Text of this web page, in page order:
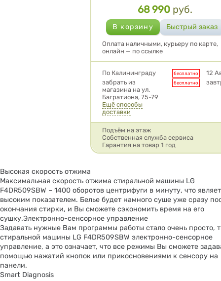
Цена
68 990 руб.
Оплата наличными, курьеру по карте,
онлайн — по ссылке
Условия доставки
По Калининграду бесплатно
12
забрать из
магазина на ул.
Багратиона, 75-79
бесплатно
Ещё способы
доставки
Подъём на этаж
Собственная служба сервиса
Гарантия на товар 1 год
Высокая скорость отжима
Максимальная скорость отжима стиральной машины LG
F4DR509SBW – 1400 оборотов центрифуги в минуту, что
высоким показателем. Белье будет намного суше уже сразу
окончания стирки, и Вы сможете сэкономить время на его
сушку.Электронно-сенсорное управление
Задавать нужные Вам программы работы стало очень просто,
стиральной машины LG F4DR509SBW электронно-сенсорное
управление, а это означает, что все режимы Вы сможете
помощью нажатий кнопок или прикосновениями к сенсору на
панели.
Smart Diagnosis